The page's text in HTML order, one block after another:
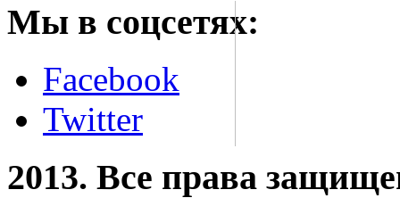
Мы в соцсетях:
Facebook
Twitter
2013. Все права